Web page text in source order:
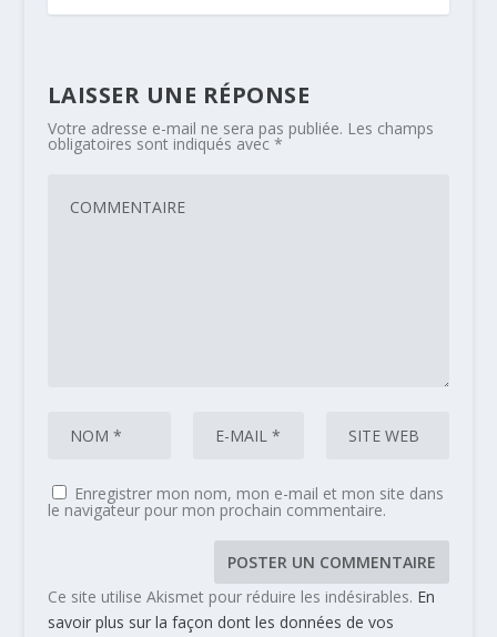
LAISSER UNE RÉPONSE
Votre adresse e-mail ne sera pas publiée. Les champs
obligatoires sont indiqués avec *
Enregistrer mon nom, mon e-mail et mon site dans
le navigateur pour mon prochain commentaire.
Ce site utilise Akismet pour réduire les indésirables. En
savoir plus sur la façon dont les données de vos